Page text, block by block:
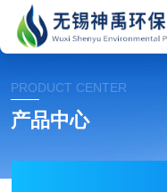
PRODUCT CENTER
产品中心